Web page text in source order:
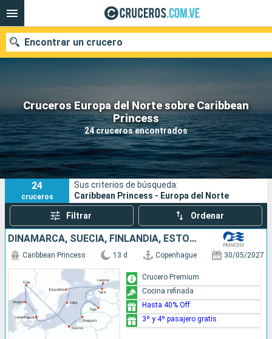
Cruceros Europa del Norte sobre Caribbean
Princess
24 cruceros encontrados
Encontrar un crucero
Nuestros destinos
Fecha de salida
Puertos Compañías
Buscar
24
cruceros
Sus criterios de búsqueda:
Caribbean Princess - Europa del Norte
Filtrar Ordenar
DINAMARCA, SUECIA, FINLANDIA, ESTONIA, LETONIA, LITUANIA, POLONIA, NORUEGA
Caribbean Princess 13 d Copenhague 30/05/2027
Crucero Premium
Cocina refinada
Hasta 40% Off
3º y 4º pasajero gratis